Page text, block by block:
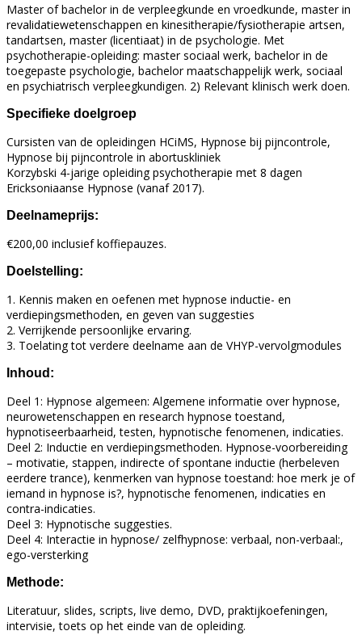
Master of bachelor in de verpleegkunde en vroedkunde, master in
revalidatiewetenschappen en kinesitherapie/fysiotherapie artsen,
tandartsen, master (licentiaat) in de psychologie. Met
psychotherapie-opleiding: master sociaal werk, bachelor in de
toegepaste psychologie, bachelor maatschappelijk werk, sociaal
en psychiatrisch verpleegkundigen. 2) Relevant klinisch werk doen.
Specifieke doelgroep
Cursisten van de opleidingen HCiMS, Hypnose bij pijncontrole,
Hypnose bij pijncontrole in abortuskliniek
Korzybski 4-jarige opleiding psychotherapie met 8 dagen
Ericksoniaanse Hypnose (vanaf 2017).
Deelnameprijs:
€200,00 inclusief koffiepauzes.
Doelstelling:
1. Kennis maken en oefenen met hypnose inductie- en
verdiepingsmethoden, en geven van suggesties
2. Verrijkende persoonlijke ervaring.
3. Toelating tot verdere deelname aan de VHYP-vervolgmodules
Inhoud:
Deel 1: Hypnose algemeen: Algemene informatie over hypnose,
neurowetenschappen en research hypnose toestand,
hypnotiseerbaarheid, testen, hypnotische fenomenen, indicaties.
Deel 2: Inductie en verdiepingsmethoden. Hypnose-voorbereiding
– motivatie, stappen, indirecte of spontane inductie (herbeleven
eerdere trance), kenmerken van hypnose toestand: hoe merk je of
iemand in hypnose is?, hypnotische fenomenen, indicaties en
contra-indicaties.
Deel 3: Hypnotische suggesties.
Deel 4: Interactie in hypnose/ zelfhypnose: verbaal, non-verbaal:,
ego-versterking
Methode:
Literatuur, slides, scripts, live demo, DVD, praktijkoefeningen,
intervisie, toets op het einde van de opleiding.